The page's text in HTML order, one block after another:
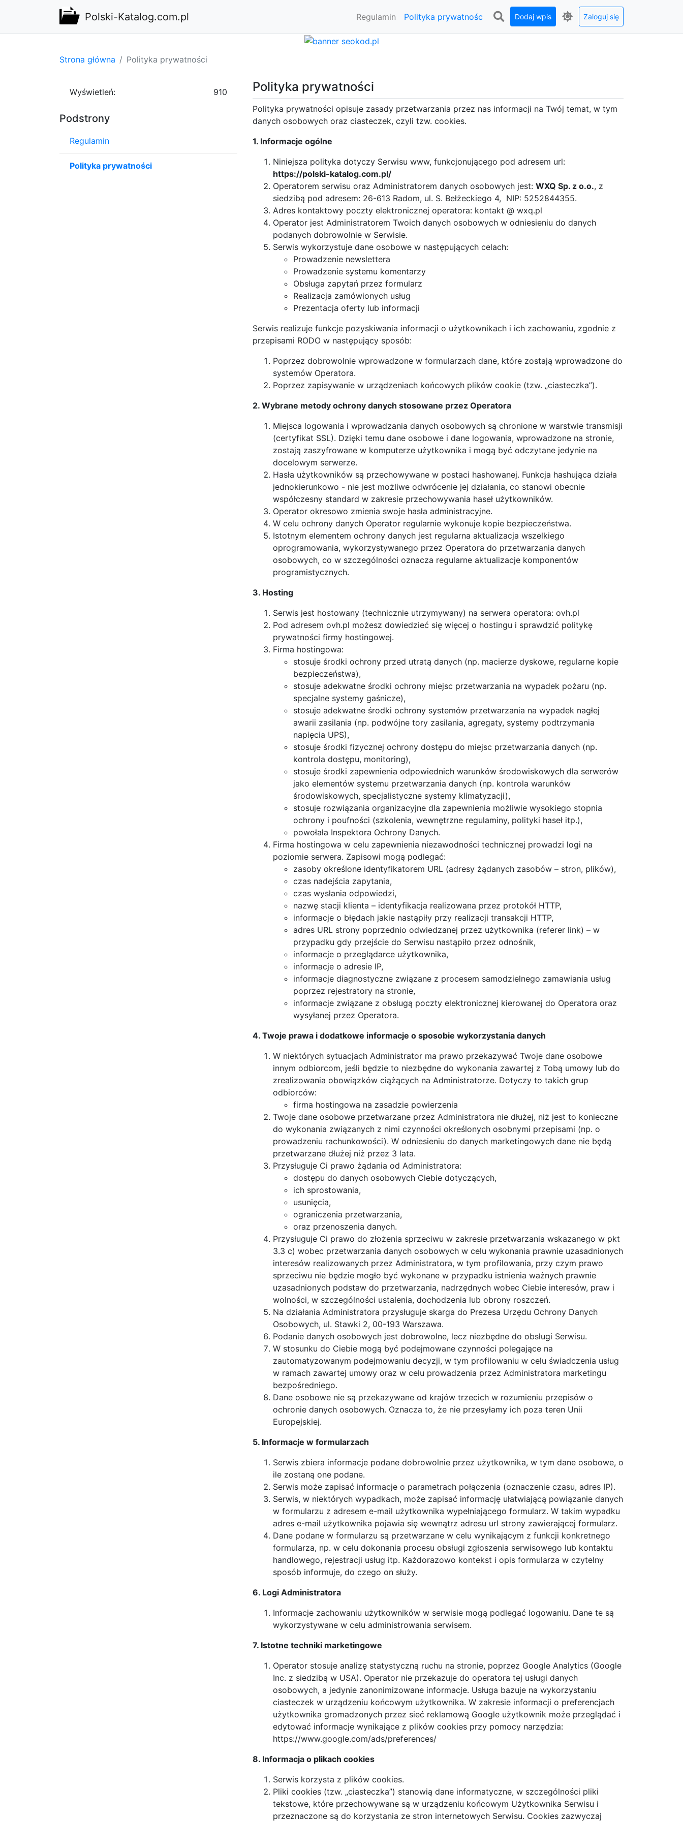
Polski-Katalog.com.pl Regulamin Polityka prywatnośc Dodaj wpis Zaloguj się
Strona główna Polityka prywatności
Polityka prywatności
Polityka prywatności opisuje zasady przetwarzania przez nas informacji na Twój temat, w tym
danych osobowych oraz ciasteczek, czyli tzw. cookies.
1. Informacje ogólne
Niniejsza polityka dotyczy Serwisu www, funkcjonującego pod adresem url:
https://polski-katalog.com.pl/
Operatorem serwisu oraz Administratorem danych osobowych jest: WXQ Sp. z o.o., z
siedzibą pod adresem: 26-613 Radom, ul. S. Bełżeckiego 4, NIP: 5252844355.
Adres kontaktowy poczty elektronicznej operatora: kontakt @ wxq.pl
Operator jest Administratorem Twoich danych osobowych w odniesieniu do danych
podanych dobrowolnie w Serwisie.
Serwis wykorzystuje dane osobowe w następujących celach:
Prowadzenie newslettera
Prowadzenie systemu komentarzy
Obsługa zapytań przez formularz
Realizacja zamówionych usług
Prezentacja oferty lub informacji
Serwis realizuje funkcje pozyskiwania informacji o użytkownikach i ich zachowaniu, zgodnie z
przepisami RODO w następujący sposób:
Poprzez dobrowolnie wprowadzone w formularzach dane, które zostają wprowadzone do
systemów Operatora.
Poprzez zapisywanie w urządzeniach końcowych plików cookie (tzw. „ciasteczka”).
2. Wybrane metody ochrony danych stosowane przez Operatora
Miejsca logowania i wprowadzania danych osobowych są chronione w warstwie transmisji
(certyfikat SSL). Dzięki temu dane osobowe i dane logowania, wprowadzone na stronie,
zostają zaszyfrowane w komputerze użytkownika i mogą być odczytane jedynie na
docelowym serwerze.
Hasła użytkowników są przechowywane w postaci hashowanej. Funkcja hashująca działa
jednokierunkowo - nie jest możliwe odwrócenie jej działania, co stanowi obecnie
współczesny standard w zakresie przechowywania haseł użytkowników.
Operator okresowo zmienia swoje hasła administracyjne.
W celu ochrony danych Operator regularnie wykonuje kopie bezpieczeństwa.
Istotnym elementem ochrony danych jest regularna aktualizacja wszelkiego
oprogramowania, wykorzystywanego przez Operatora do przetwarzania danych
osobowych, co w szczególności oznacza regularne aktualizacje komponentów
programistycznych.
3. Hosting
Serwis jest hostowany (technicznie utrzymywany) na serwera operatora: ovh.pl
Pod adresem ovh.pl możesz dowiedzieć się więcej o hostingu i sprawdzić politykę
prywatności firmy hostingowej.
Firma hostingowa:
stosuje środki ochrony przed utratą danych (np. macierze dyskowe, regularne kopie
bezpieczeństwa),
stosuje adekwatne środki ochrony miejsc przetwarzania na wypadek pożaru (np.
specjalne systemy gaśnicze),
stosuje adekwatne środki ochrony systemów przetwarzania na wypadek nagłej
awarii zasilania (np. podwójne tory zasilania, agregaty, systemy podtrzymania
napięcia UPS),
stosuje środki fizycznej ochrony dostępu do miejsc przetwarzania danych (np.
kontrola dostępu, monitoring),
stosuje środki zapewnienia odpowiednich warunków środowiskowych dla serwerów
jako elementów systemu przetwarzania danych (np. kontrola warunków
środowiskowych, specjalistyczne systemy klimatyzacji),
stosuje rozwiązania organizacyjne dla zapewnienia możliwie wysokiego stopnia
ochrony i poufności (szkolenia, wewnętrzne regulaminy, polityki haseł itp.),
powołała Inspektora Ochrony Danych.
Firma hostingowa w celu zapewnienia niezawodności technicznej prowadzi logi na
poziomie serwera. Zapisowi mogą podlegać:
zasoby określone identyfikatorem URL (adresy żądanych zasobów – stron, plików),
czas nadejścia zapytania,
czas wysłania odpowiedzi,
nazwę stacji klienta – identyfikacja realizowana przez protokół HTTP,
informacje o błędach jakie nastąpiły przy realizacji transakcji HTTP,
adres URL strony poprzednio odwiedzanej przez użytkownika (referer link) – w
przypadku gdy przejście do Serwisu nastąpiło przez odnośnik,
informacje o przeglądarce użytkownika,
informacje o adresie IP,
informacje diagnostyczne związane z procesem samodzielnego zamawiania usług
poprzez rejestratory na stronie,
informacje związane z obsługą poczty elektronicznej kierowanej do Operatora oraz
wysyłanej przez Operatora.
4. Twoje prawa i dodatkowe informacje o sposobie wykorzystania danych
W niektórych sytuacjach Administrator ma prawo przekazywać Twoje dane osobowe
innym odbiorcom, jeśli będzie to niezbędne do wykonania zawartej z Tobą umowy lub do
zrealizowania obowiązków ciążących na Administratorze. Dotyczy to takich grup
odbiorców:
firma hostingowa na zasadzie powierzenia
Twoje dane osobowe przetwarzane przez Administratora nie dłużej, niż jest to konieczne
do wykonania związanych z nimi czynności określonych osobnymi przepisami (np. o
prowadzeniu rachunkowości). W odniesieniu do danych marketingowych dane nie będą
przetwarzane dłużej niż przez 3 lata.
Przysługuje Ci prawo żądania od Administratora:
dostępu do danych osobowych Ciebie dotyczących,
ich sprostowania,
usunięcia,
ograniczenia przetwarzania,
oraz przenoszenia danych.
Przysługuje Ci prawo do złożenia sprzeciwu w zakresie przetwarzania wskazanego w pkt
3.3 c) wobec przetwarzania danych osobowych w celu wykonania prawnie uzasadnionych
interesów realizowanych przez Administratora, w tym profilowania, przy czym prawo
sprzeciwu nie będzie mogło być wykonane w przypadku istnienia ważnych prawnie
uzasadnionych podstaw do przetwarzania, nadrzędnych wobec Ciebie interesów, praw i
wolności, w szczególności ustalenia, dochodzenia lub obrony roszczeń.
Na działania Administratora przysługuje skarga do Prezesa Urzędu Ochrony Danych
Osobowych, ul. Stawki 2, 00-193 Warszawa.
Podanie danych osobowych jest dobrowolne, lecz niezbędne do obsługi Serwisu.
W stosunku do Ciebie mogą być podejmowane czynności polegające na
zautomatyzowanym podejmowaniu decyzji, w tym profilowaniu w celu świadczenia usług
w ramach zawartej umowy oraz w celu prowadzenia przez Administratora marketingu
bezpośredniego.
Dane osobowe nie są przekazywane od krajów trzecich w rozumieniu przepisów o
ochronie danych osobowych. Oznacza to, że nie przesyłamy ich poza teren Unii
Europejskiej.
5. Informacje w formularzach
Serwis zbiera informacje podane dobrowolnie przez użytkownika, w tym dane osobowe, o
ile zostaną one podane.
Serwis może zapisać informacje o parametrach połączenia (oznaczenie czasu, adres IP).
Serwis, w niektórych wypadkach, może zapisać informację ułatwiającą powiązanie danych
w formularzu z adresem e-mail użytkownika wypełniającego formularz. W takim wypadku
adres e-mail użytkownika pojawia się wewnątrz adresu url strony zawierającej formularz.
Dane podane w formularzu są przetwarzane w celu wynikającym z funkcji konkretnego
formularza, np. w celu dokonania procesu obsługi zgłoszenia serwisowego lub kontaktu
handlowego, rejestracji usług itp. Każdorazowo kontekst i opis formularza w czytelny
sposób informuje, do czego on służy.
6. Logi Administratora
Informacje zachowaniu użytkowników w serwisie mogą podlegać logowaniu. Dane te są
wykorzystywane w celu administrowania serwisem.
7. Istotne techniki marketingowe
Operator stosuje analizę statystyczną ruchu na stronie, poprzez Google Analytics (Google
Inc. z siedzibą w USA). Operator nie przekazuje do operatora tej usługi danych
osobowych, a jedynie zanonimizowane informacje. Usługa bazuje na wykorzystaniu
ciasteczek w urządzeniu końcowym użytkownika. W zakresie informacji o preferencjach
użytkownika gromadzonych przez sieć reklamową Google użytkownik może przeglądać i
edytować informacje wynikające z plików cookies przy pomocy narzędzia:
https://www.google.com/ads/preferences/
8. Informacja o plikach cookies
Serwis korzysta z plików cookies.
Pliki cookies (tzw. „ciasteczka”) stanowią dane informatyczne, w szczególności pliki
tekstowe, które przechowywane są w urządzeniu końcowym Użytkownika Serwisu i
przeznaczone są do korzystania ze stron internetowych Serwisu. Cookies zazwyczaj
Wyświetleń: 910
Podstrony
Regulamin
Polityka prywatności